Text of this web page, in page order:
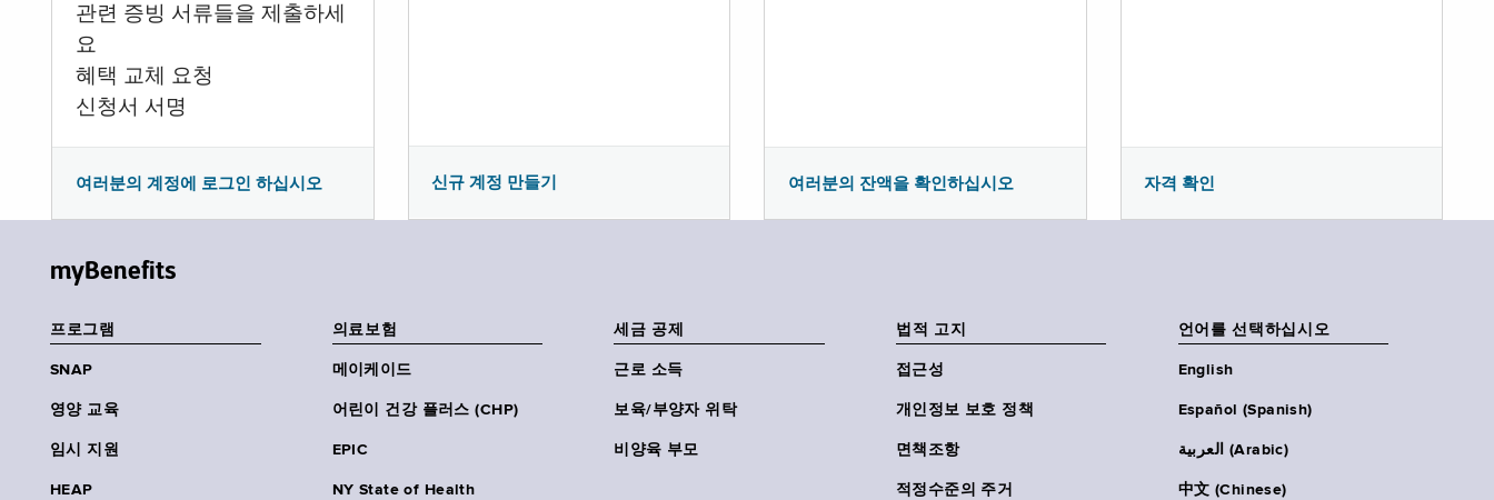
관련 증빙 서류들을 제출하세
요
혜택 교체 요청
신청서 서명
여러분의 계정에 로그인 하십시오 신규 계정 만들기 여러분의 잔액을 확인하십시오 자격 확인
myBenefits
프로그램
SNAP
영양 교육
임시 지원
HEAP
의료보험
메이케이드
어린이 건강 플러스 (CHP)
EPIC
NY State of Health
세금 공제
근로 소득
보육/부양자 위탁
비양육 부모
법적 고지
접근성
개인정보 보호 정책
면책조항
적정수준의 주거
언어를 선택하십시오
English
Español (Spanish)
العربية (Arabic)
中文 (Chinese)